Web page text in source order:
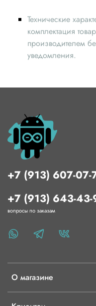
Технические
комплектация
производителем
уведомления.
О магазине
+7 (913) 607-07-
+7 (913) 643-
вопросы по заказам